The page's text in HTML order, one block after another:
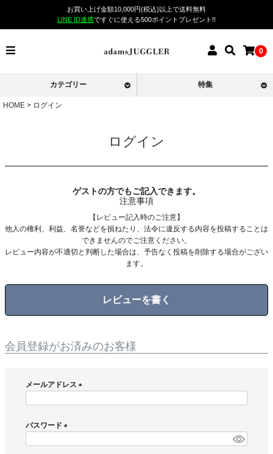
お買い上げ金額10,000円(税込)以上で送料無料
LINE ID連携ですぐに使える500ポイントプレゼント!!
0
カテゴリー 特集
HOME ログイン
ログイン
ゲストの方でもご記入できます。
注意事項
【レビュー記入時のご注意】
他人の権利、利益、名誉などを損ねたり、法令に違反する内容を投稿することは
できませんのでご注意ください。
レビュー内容が不適切と判断した場合は、予告なく投稿を削除する場合がござい
ます。
レビューを書く
会員登録がお済みのお客様
メールアドレス
)
パスワード